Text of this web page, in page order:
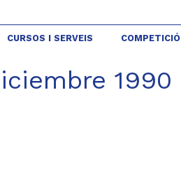
CURSOS I SERVEIS COMPETICIÓ
1990